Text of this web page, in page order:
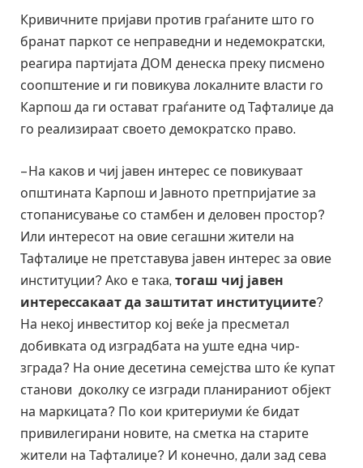
Кривичните пријави против граѓаните што го
бранат паркот се неправедни и недемократски,
реагира партијата ДОМ денеска преку писмено
соопштение и ги повикува локалните власти го
Карпош да ги остават граѓаните од Тафталиџе да
го реализираат своето демократско право.
– На каков и чиј јавен интерес се повикуваат
општината Карпош и Јавното претпријатие за
стопанисување со стамбен и деловен простор?
Или интересот на овие сегашни жители на
Тафталиџе не претставува јавен интерес за овие
институции? Ако е така, тогаш чиј јавен
интерессакаат да заштитат институциите?
На некој инвеститор кој веќе ја пресметал
добивката од изградбата на уште една чир-
зграда? На оние десетина семејства што ќе купат
станови доколку се изгради планираниот објект
на маркицата? По кои критериуми ќе бидат
привилегирани новите, на сметка на старите
жители на Тафталиџе? И конечно, дали зад сева